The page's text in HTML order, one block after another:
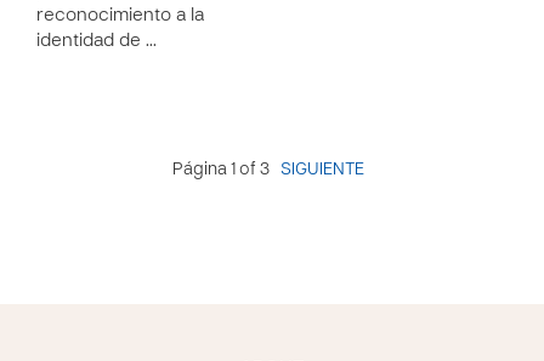
reconocimiento a la
identidad de …
Página 1 of 3 SIGUIENTE